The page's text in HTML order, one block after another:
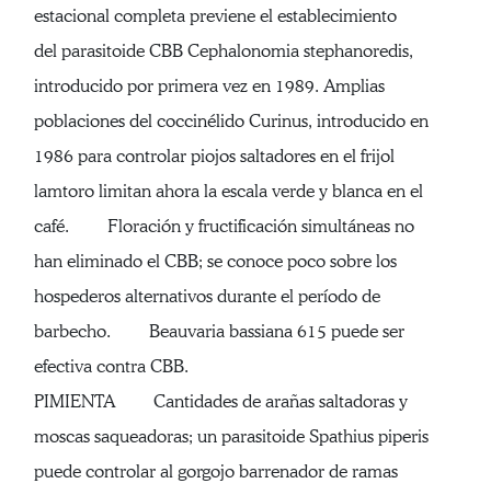
estacional completa previene el establecimiento
del parasitoide CBB Cephalonomia stephanoredis,
introducido por primera vez en 1989. Amplias
poblaciones del coccinélido Curinus, introducido en
1986 para controlar piojos saltadores en el frijol
lamtoro limitan ahora la escala verde y blanca en el
café. Floración y fructificación simultáneas no
han eliminado el CBB; se conoce poco sobre los
hospederos alternativos durante el período de
barbecho. Beauvaria bassiana 615 puede ser
efectiva contra CBB.
PIMIENTA Cantidades de arañas saltadoras y
moscas saqueadoras; un parasitoide Spathius piperis
puede controlar al gorgojo barrenador de ramas